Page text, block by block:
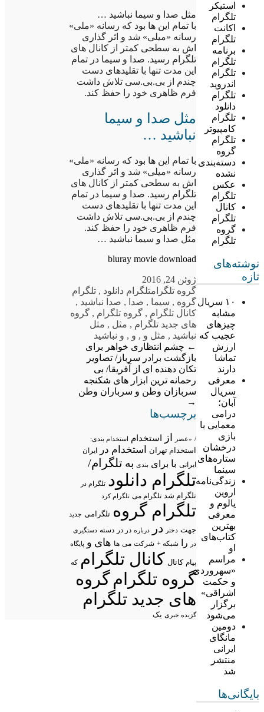
استیکر
تلگرام
اکانت
تلگرام
برنامه
تلگرام
تلگرام
اندروید
تلگرام
دانلود
تلگرام
کامپیوتر
تلگرام
گروه
دسته‌بندی
نشده
عکس
تلگرام
کانال
تلگرام
گروه
تلگرام
نوشته‌های
تازه
۱۰ سریال
مشابه
چیزهای
عجیب که
ارزش
تماشا
دارند
معرفی
سریال
آبان؛
درامی
معمایی با
بازی
درخشان
ستاره‌های
سینما
زندگی‌نامه
اروین
یالوم و
معرفی
بهترین
کتاب‌های
او
مراسم
«سهروردی
و حکمت
اشراقی»
برگزار
می‌شود
دومین
مانگای
ایرانی
منتشر
شد
بایگانی‌ها
مثل صدا و سیما نباشید …
با تمام این ها بود که رسانه «ملی»
رسانه «میلی» شد و اثر گذاری
اش به سطحی کمتر از کانال های
تلگرام رسید. صدا و سیما در تمام
این مدت تنها با تقلیدهای دست
چندم از بی.بی.سی تلاش داشت
فرم ظاهری خود را حفظ کند.
مثل صدا و سیما
نباشید …
با تمام این ها بود که رسانه «ملی»
رسانه «میلی» شد و اثر گذاری
اش به سطحی کمتر از کانال های
تلگرام رسید. صدا و سیما در تمام
این مدت تنها با تقلیدهای دست
چندم از بی.بی.سی تلاش داشت
فرم ظاهری خود را حفظ کند.
مثل صدا و سیما نباشید …
bluray movie download
ژوئن 24, 2016
گروه تلگرامتلگرام دانلود , تلگرام
گروه , سیما , صدا , صدا نباشید ,
کانال تلگرام , گروه تلگرام , گروه
های جدید تلگرام , مثل , مثل
نباشید , مثل و , و , و نباشید
← چشم انتظاری خواهر برای
بازگشت برادر سرباز/ تصاویر
تکان دهنده ای از آفریقا/ بی
رحمانه ترین ابزار های شکنجه
سربازان وطن و سرباران وطن
→
برچسب‌ها
/ «عصر از استخدام استخدام بندی:
استخدام تهران استخدام در ایران
ایرانی با برای بندی به تلگرام/
تلگرام دانلود تلگرام در
تلگرام شد تلگرام می تلگرام کرد
تلگرام گروه تلگرامی جدید
جهت دختر در درباره در در دسته دستگیری
در
را شبکه + شرکت می ها های و پایگاه
پیام کانال کانال تلگرام که
گروه تلگرامگروه
های جدید تلگرام
گزیده خبری یک